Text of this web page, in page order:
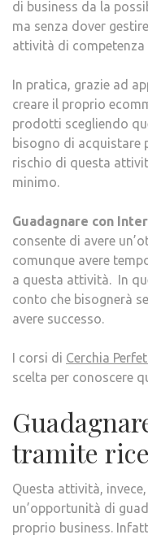
di business da la
ma senza dover
attività di
In pratica, grazie ad
creare il proprio
prodotti scegliendo
bisogno di acquistare
rischio di questa
minimo.
Guadagnare con
consente di avere
comunque avere
a questa attività. In
conto che bisognerà
avere successo.
I corsi di Cerchia
scelta per conoscere
tramite
Questa attività,
un’opportunità di
proprio business.